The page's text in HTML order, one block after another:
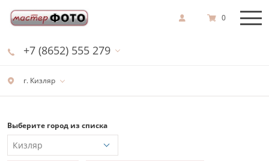
г. Кизляр
+7 (8652) 555 279
0
Выберите город из списка